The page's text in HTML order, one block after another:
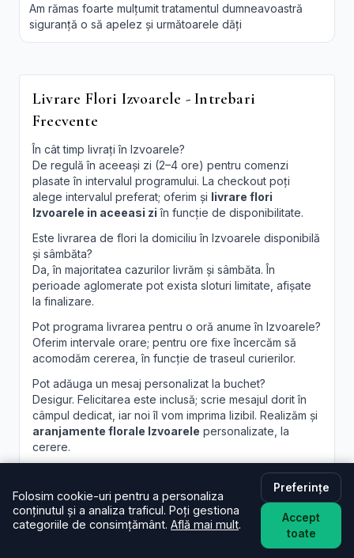
Am rămas foarte mulțumit tratamentul dumneavoastră
siguranță o să apelez și următoarele dăți
Livrare Flori Izvoarele - Intrebari
Frecvente
În cât timp livrați în Izvoarele?
De regulă în aceeași zi (2–4 ore) pentru comenzi
plasate în intervalul programului. La checkout poți
alege intervalul preferat; oferim și livrare flori
Izvoarele in aceeasi zi în funcție de disponibilitate.
Este livrarea de flori la domiciliu în Izvoarele disponibilă
și sâmbăta?
Da, în majoritatea cazurilor livrăm și sâmbăta. În
perioade aglomerate pot exista sloturi limitate, afișate
la finalizare.
Pot programa livrarea pentru o oră anume în Izvoarele?
Oferim intervale orare; pentru ore fixe încercăm să
acomodăm cererea, în funcție de traseul curierilor.
Pot adăuga un mesaj personalizat la buchet?
Desigur. Felicitarea este inclusă; scrie mesajul dorit în
câmpul dedicat, iar noi îl vom imprima lizibil. Realizăm și
aranjamente florale Izvoarele personalizate, la
cerere.
Folosim cookie-uri pentru a personaliza
conținutul și a analiza traficul. Poți gestiona
categoriile de consimțământ. Află mai mult.
Preferințe
Accept
toate